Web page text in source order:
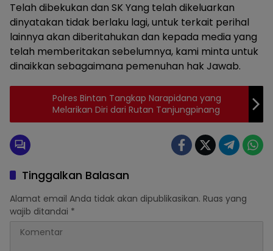
Telah dibekukan dan SK Yang telah dikeluarkan
dinyatakan tidak berlaku lagi, untuk terkait perihal
lainnya akan diberitahukan dan kepada media yang
telah memberitakan sebelumnya, kami minta untuk
dinaikkan sebagaimana pemenuhan hak Jawab.
Polres Bintan Tangkap Narapidana yang
Melarikan Diri dari Rutan Tanjungpinang
Tinggalkan Balasan
Alamat email Anda tidak akan dipublikasikan. Ruas yang
wajib ditandai *